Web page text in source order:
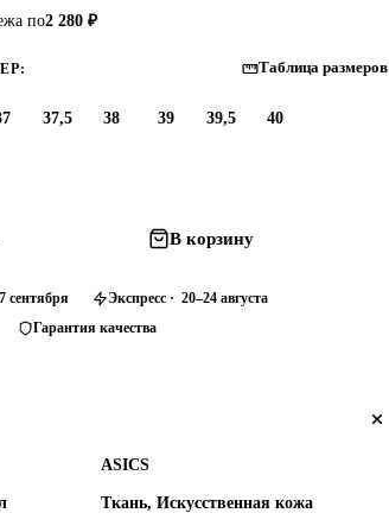
по2 280 ₽
Таблица размеров
37,5 38 39 39,5 40
В корзину
сентября
Экспресс · 20–24 августа
Гарантия качества
ASICS
Ткань, Искусственная кожа